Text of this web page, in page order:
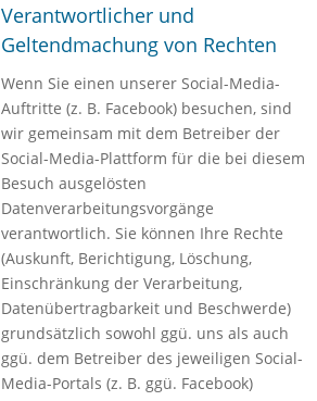
Verantwortlicher und
Geltendmachung von Rechten
Wenn Sie einen unserer Social-Media-
Auftritte (z. B. Facebook) besuchen, sind
wir gemeinsam mit dem Betreiber der
Social-Media-Plattform für die bei diesem
Besuch ausgelösten
Datenverarbeitungsvorgänge
verantwortlich. Sie können Ihre Rechte
(Auskunft, Berichtigung, Löschung,
Einschränkung der Verarbeitung,
Datenübertragbarkeit und Beschwerde)
grundsätzlich sowohl ggü. uns als auch
ggü. dem Betreiber des jeweiligen Social-
Media-Portals (z. B. ggü. Facebook)